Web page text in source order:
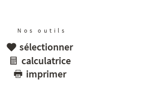
Nos outils
sélectionner
calculatrice
imprimer